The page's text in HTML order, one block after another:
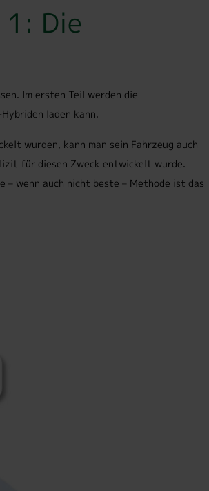
1: Die
Im ersten Teil werden die
laden kann.
wurden, kann man sein Fahrzeug auch
für diesen Zweck entwickelt wurde.
– wenn auch nicht beste – Methode ist das